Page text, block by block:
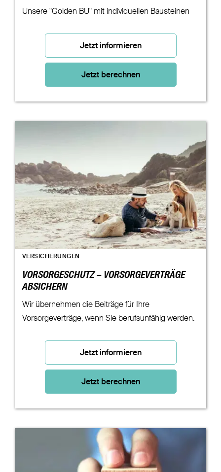
Unsere "Golden BU" mit individuellen Bausteinen
Jetzt informieren
Jetzt berechnen
VERSICHERUNGEN
VORSORGESCHUTZ – VORSORGEVERTRÄGE
ABSICHERN
Wir übernehmen die Beiträge für Ihre
Vorsorgeverträge, wenn Sie berufsunfähig werden.
Jetzt informieren
Jetzt berechnen